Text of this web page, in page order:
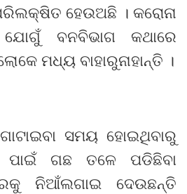
ହେଉଅଛି । କରୋନା
ବନବିଭାଗ କଥାରେ
ମଧ୍ୟ ବାହାରୁନାହାନ୍ତି ।
ସମୟ ହୋଇଥିବାରୁ
ପାଇଁ ଗଛ ତଳେ ପଡିଛିବା
ନିଆଁଲଗାଇ ଦେଉଛନ୍ତି